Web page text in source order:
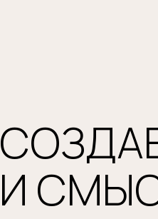
И